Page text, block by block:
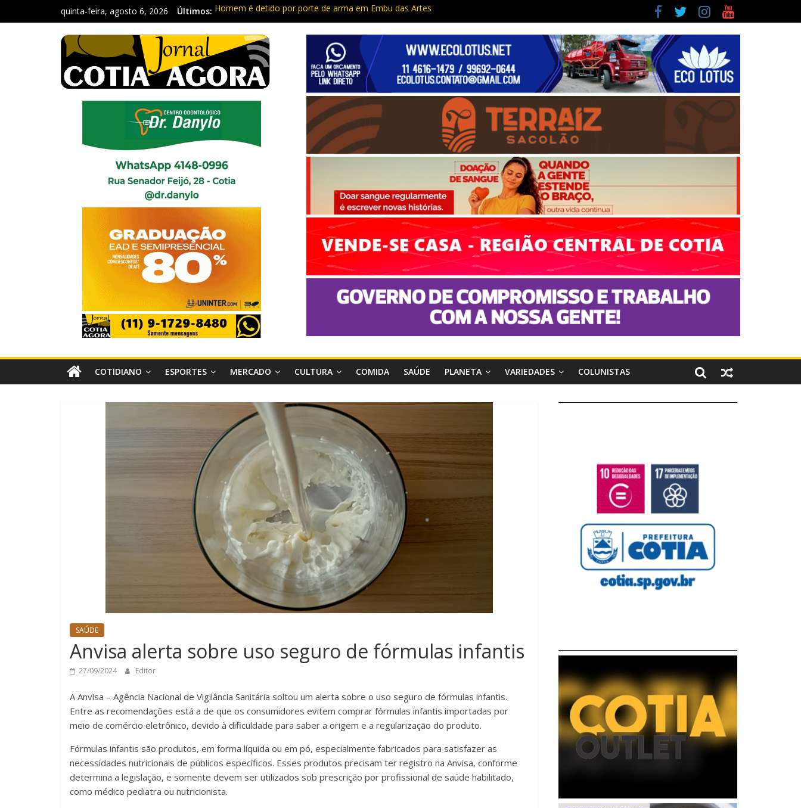
quinta-feira, agosto 6, 2026 Últimos: Homem é detido por porte de arma em Embu das Artes
Carretas da Capacitação trazem cursos gratuitos para Cotia e Vargem Grande
Traficante é preso com quase 400 porções de drogas no Jardim Rosemeire
Radares de Cotia vão passar por manutenção e vias serão interditadas
PM prende homem com grande quantidade de entorpecentes em Itapevi
COTIDIANO ESPORTES MERCADO CULTURA COMIDA SAÚDE PLANETA VARIEDADES COLUNISTAS
SAÚDE
Anvisa alerta sobre uso seguro de fórmulas infantis
27/09/2024 Editor
A Anvisa – Agência Nacional de Vigilância Sanitária soltou um alerta sobre o uso seguro de fórmulas infantis.
Entre as recomendações está a de que os consumidores evitem comprar fórmulas infantis importadas por
meio de comércio eletrônico, devido à dificuldade para saber a origem e a regularização do produto.
Fórmulas infantis são produtos, em forma líquida ou em pó, especialmente fabricados para satisfazer as
necessidades nutricionais de públicos específicos. Esses produtos precisam ter registro na Anvisa, conforme
determina a legislação, e somente devem ser utilizados sob prescrição por profissional de saúde habilitado,
como médico pediatra ou nutricionista.